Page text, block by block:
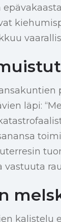
läpi:
vastuuta
kalistelu